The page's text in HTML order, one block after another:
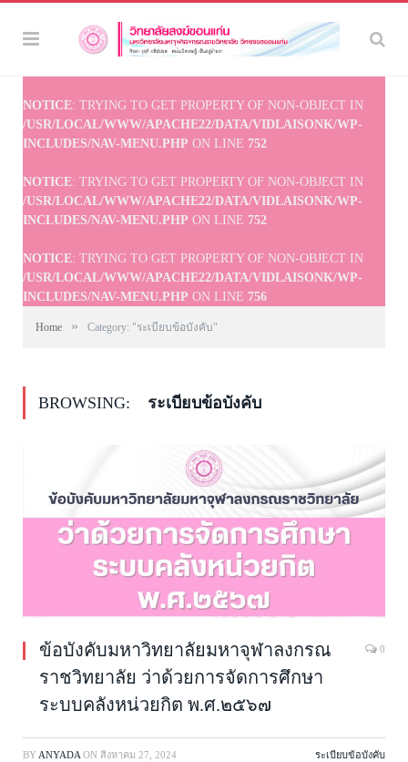
NOTICE: TRYING TO GET PROPERTY OF NON-OBJECT IN
/USR/LOCAL/WWW/APACHE22/DATA/VIDLAISONK/WP-
INCLUDES/NAV-MENU.PHP ON LINE 752
NOTICE: TRYING TO GET PROPERTY OF NON-OBJECT IN
/USR/LOCAL/WWW/APACHE22/DATA/VIDLAISONK/WP-
INCLUDES/NAV-MENU.PHP ON LINE 752
NOTICE: TRYING TO GET PROPERTY OF NON-OBJECT IN
/USR/LOCAL/WWW/APACHE22/DATA/VIDLAISONK/WP-
INCLUDES/NAV-MENU.PHP ON LINE 756
Home » Category: "ระเบียบข้อบังคับ"
BROWSING: ระเบียบข้อบังคับ
ข้อบังคับมหาวิทยาลัยมหาจุฬาลงกรณ
ราชวิทยาลัย ว่าด้วยการจัดการศึกษา
ระบบคลังหน่วยกิต พ.ศ.๒๕๖๗
0
BYANYADA ON สิงหาคม 27, 2024 ระเบียบข้อบังคับ